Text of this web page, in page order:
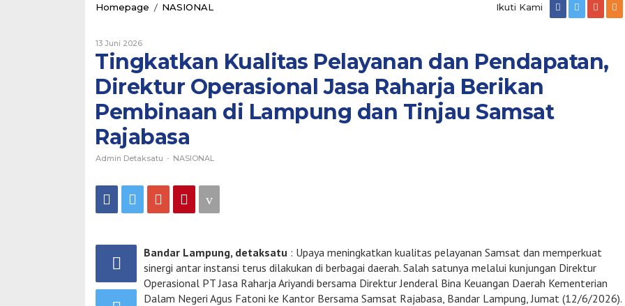
Homepage / NASIONAL
Pendapatan,
Direktur
Operasional
Jasa
Raharja
Berikan
Ikuti Kami
13 Juni 2026Oleh
Admin
Detaksatu
Tingkatkan Kualitas Pelayanan dan Pendapatan,
Direktur Operasional Jasa Raharja Berikan
Pembinaan di Lampung dan Tinjau Samsat
Rajabasa
Admin Detaksatu - NASIONAL
Bandar Lampung, detaksatu : Upaya meningkatkan kualitas pelayanan Samsat dan memperkuat
sinergi antar instansi terus dilakukan di berbagai daerah. Salah satunya melalui kunjungan Direktur
Operasional PT Jasa Raharja Ariyandi bersama Direktur Jenderal Bina Keuangan Daerah Kementerian
Dalam Negeri Agus Fatoni ke Kantor Bersama Samsat Rajabasa, Bandar Lampung, Jumat (12/6/2026).